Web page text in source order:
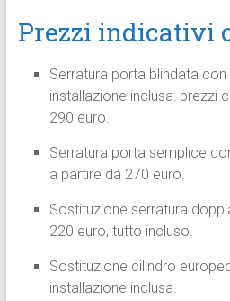
Prezzi indicativi
Serratura porta blindata
installazione inclusa: prezzi
290 euro.
Serratura porta semplice
a partire da 270 euro.
Sostituzione serratura
220 euro, tutto incluso.
Sostituzione cilindro
installazione inclusa.